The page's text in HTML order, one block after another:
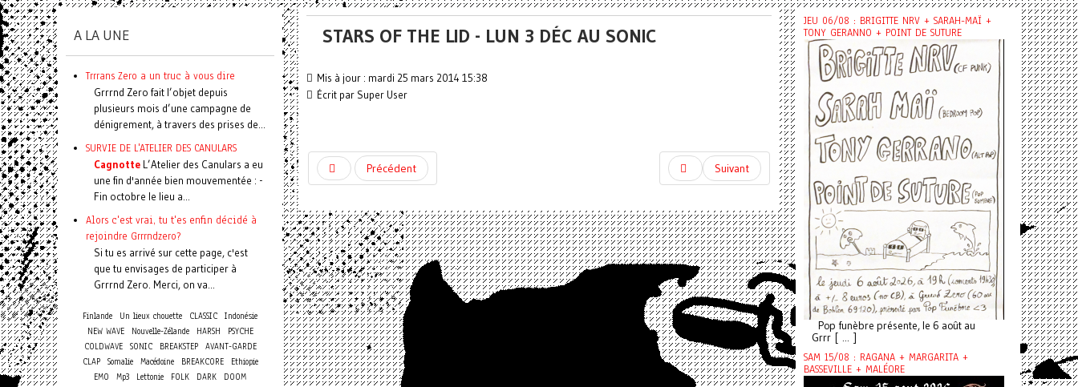
STARS OF THE LID - LUN 3 DÉC AU SONIC
Mis à jour : mardi 25 mars 2014 15:38
Écrit par Super User
Précédent Suivant
A LA UNE
Trrrans Zero a un truc à vous dire
Grrrnd Zero fait l’objet depuis
plusieurs mois d’une campagne de
dénigrement, à travers des prises de...
SURVIE DE L'ATELIER DES CANULARS
Cagnotte L’Atelier des Canulars a eu
une fin d'année bien mouvementée : -
Fin octobre le lieu a...
Alors c'est vrai, tu t'es enfin décidé à
rejoindre Grrrndzero?
Si tu es arrivé sur cette page, c'est
que tu envisages de participer à
Grrrnd Zero. Merci, on va...
Finlande Un lieux chouette CLASSIC Indonésie
NEW WAVE
Nouvelle-Zélande HARSH
PSYCHE
COLDWAVE
SONIC BREAKSTEP
AVANT-GARDE
CLAP
Somalie Macédoine BREAKCORE
Ethiopie
EMO
Mp3 Lettonie FOLK DARK
DOOM
JEU 06/08 : BRIGITTE NRV + SARAH-MAÏ +
TONY GERANNO + POINT DE SUTURE
Pop funèbre présente, le 6 août au
Grrr [ ... ]
SAM 15/08 : RAGANA + MARGARITA +
BASSEVILLE + MALÉORE